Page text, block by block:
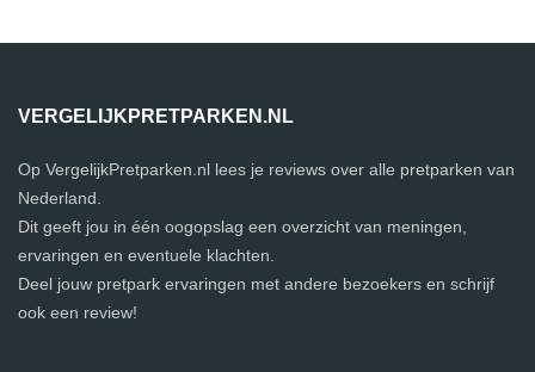
VERGELIJKPRETPARKEN.NL
Op VergelijkPretparken.nl lees je reviews over alle pretparken van
Nederland.
Dit geeft jou in één oogopslag een overzicht van meningen,
ervaringen en eventuele klachten.
Deel jouw pretpark ervaringen met andere bezoekers en schrijf
ook een review!